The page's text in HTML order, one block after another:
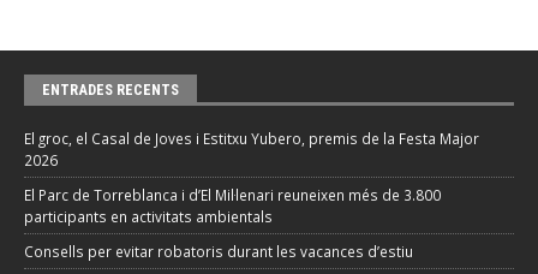
ENTRADES RECENTS
El groc, el Casal de Joves i Estitxu Yubero, premis de la Festa Major
2026
El Parc de Torreblanca i d’El Mil·lenari reuneixen més de 3.800
participants en activitats ambientals
Consells per evitar robatoris durant les vacances d’estiu